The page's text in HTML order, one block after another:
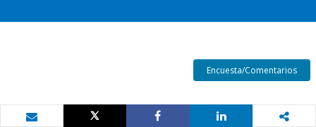
Encuesta/Comentarios